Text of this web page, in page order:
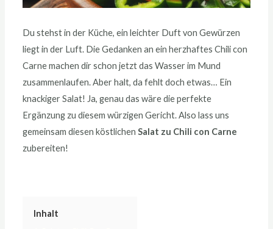
Du stehst in der Küche, ein leichter Duft von Gewürzen
liegt in der Luft. Die Gedanken an ein herzhaftes Chili con
Carne machen dir schon jetzt das Wasser im Mund
zusammenlaufen. Aber halt, da fehlt doch etwas… Ein
knackiger Salat! Ja, genau das wäre die perfekte
Ergänzung zu diesem würzigen Gericht. Also lass uns
gemeinsam diesen köstlichenSalat zu Chili con Carne
zubereiten!
Inhalt